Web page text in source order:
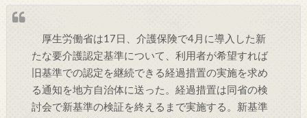
厚生労働省は17日、介護保険で4月に導入した新
たな要介護認定基準について、利用者が希望すれば
旧基準での認定を継続できる経過措置の実施を求め
る通知を地方自治体に送った。経過措置は同省の検
討会で新基準の検証を終えるまで実施する。新基準